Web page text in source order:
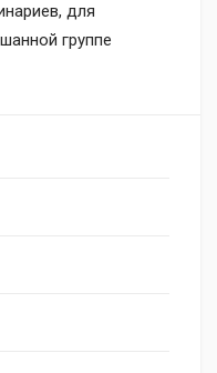
для
группе